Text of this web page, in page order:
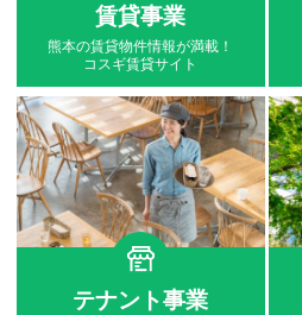
賃貸事業
熊本の賃貸物件情報が満載！
コスギ賃貸サイト
テナント事業